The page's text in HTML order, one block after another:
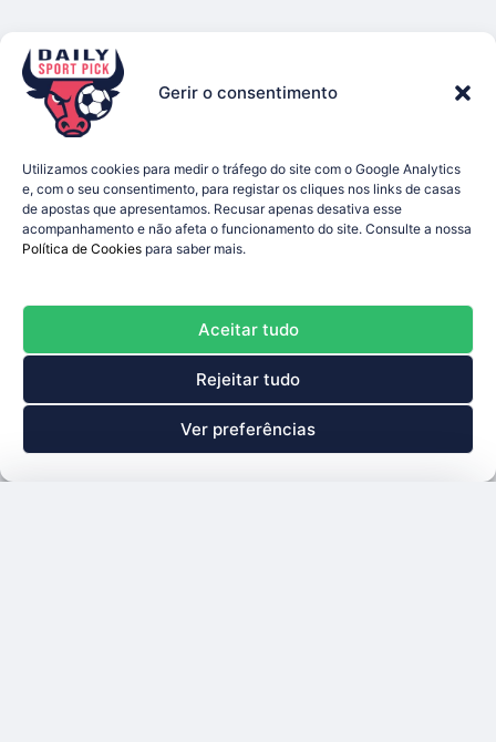
Gerir o consentimento
Utilizamos cookies para medir o tráfego do site com o Google Analytics
e, com o seu consentimento, para registar os cliques nos links de casas
de apostas que apresentamos. Recusar apenas desativa esse
acompanhamento e não afeta o funcionamento do site. Consulte a nossa
Política de Cookies para saber mais.
Aceitar tudo
Rejeitar tudo
Ver preferências